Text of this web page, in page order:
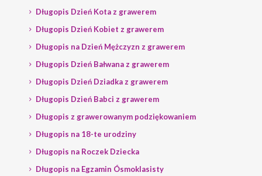
Długopis Dzień Kota z grawerem
Długopis Dzień Kobiet z grawerem
Długopis na Dzień Mężczyzn z grawerem
Długopis Dzień Bałwana z grawerem
Długopis Dzień Dziadka z grawerem
Długopis Dzień Babci z grawerem
Długopis z grawerowanym podziękowaniem
Długopis na 18-te urodziny
Długopis na Roczek Dziecka
Długopis na Egzamin Ósmoklasisty